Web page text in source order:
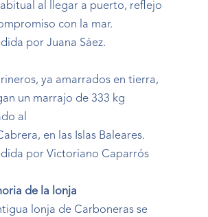
al llegar a puerto, reflejo
con la mar.
por Juana Sáez.
ya amarrados en tierra,
un marrajo de 333 kg
al
en las Islas Baleares.
por Victoriano Caparrós
de la lonja
lonja de Carboneras se